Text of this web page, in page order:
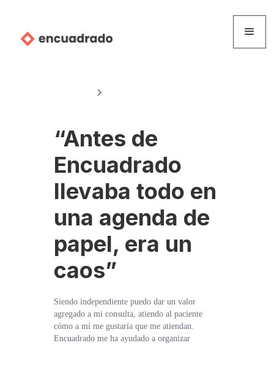
“Antes de
Encuadrado
llevaba todo en
una agenda de
papel, era un
caos”
Siendo independiente puedo dar un valor
agregado a mi consulta, atiendo al paciente
cómo a mí me gustaría que me atiendan.
Encuadrado me ha ayudado a organizar